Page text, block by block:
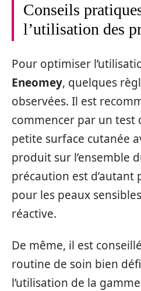
Conseils
l’utilisation des
Pour optimiser
Eneomey, quelques
observées. Il est
commencer par un test
petite surface cutanée
produit sur l’ensemble
précaution est
pour les peaux
réactive.
De même, il est
routine de soin bien
l’utilisation de la